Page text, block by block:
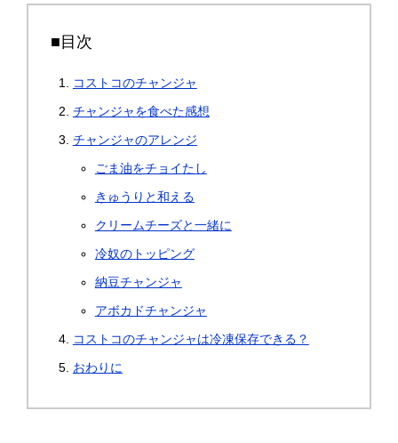
■目次
コストコのチャンジャ
チャンジャを食べた感想
チャンジャのアレンジ
ごま油をチョイたし
きゅうりと和える
クリームチーズと一緒に
冷奴のトッピング
納豆チャンジャ
アボカドチャンジャ
コストコのチャンジャは冷凍保存できる？
おわりに